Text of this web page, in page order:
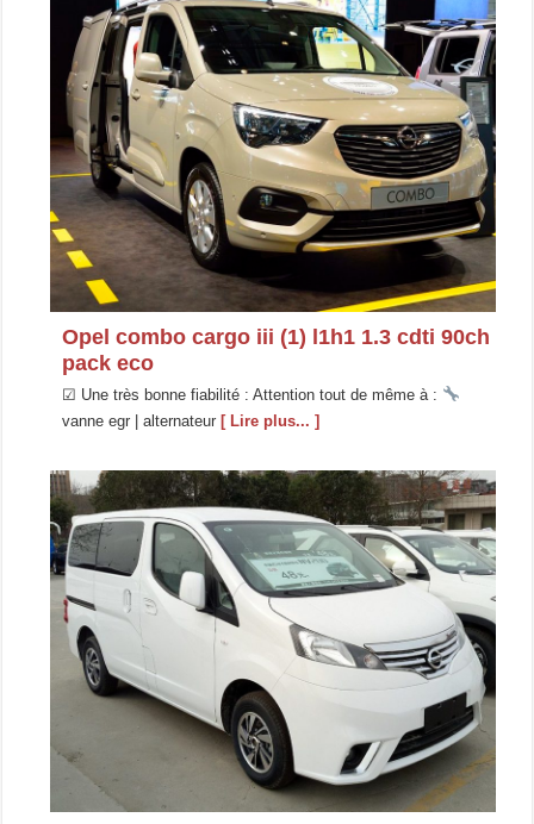
Opel combo cargo iii (1) l1h1 1.3 cdti 90ch
pack eco
☑ Une très bonne fiabilité : Attention tout de même à :
vanne egr | alternateur [ Lire plus... ]